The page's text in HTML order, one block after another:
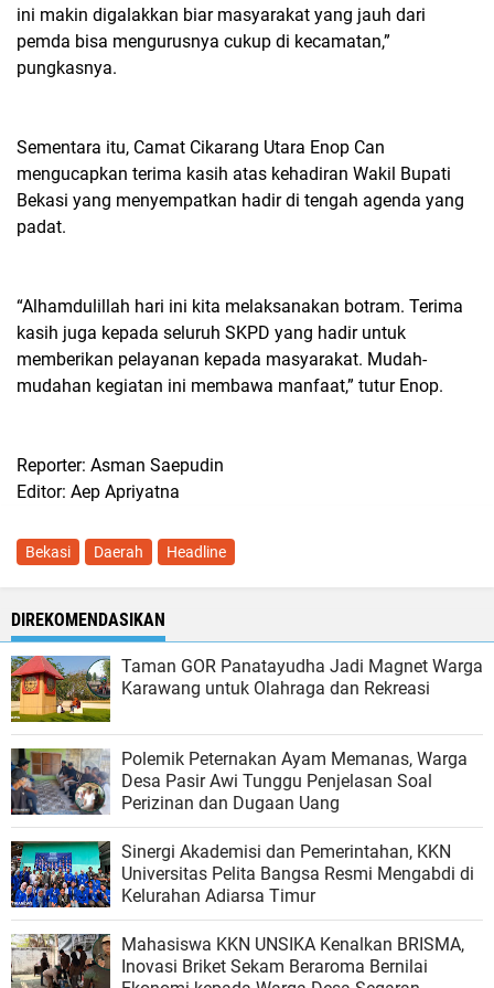
ini makin digalakkan biar masyarakat yang jauh dari
pemda bisa mengurusnya cukup di kecamatan,”
pungkasnya.
Sementara itu, Camat Cikarang Utara Enop Can
mengucapkan terima kasih atas kehadiran Wakil Bupati
Bekasi yang menyempatkan hadir di tengah agenda yang
padat.
“Alhamdulillah hari ini kita melaksanakan botram. Terima
kasih juga kepada seluruh SKPD yang hadir untuk
memberikan pelayanan kepada masyarakat. Mudah-
mudahan kegiatan ini membawa manfaat,” tutur Enop.
Reporter: Asman Saepudin
Editor: Aep Apriyatna
Bekasi Daerah Headline
DIREKOMENDASIKAN
Taman GOR Panatayudha Jadi Magnet Warga
Karawang untuk Olahraga dan Rekreasi
Polemik Peternakan Ayam Memanas, Warga
Desa Pasir Awi Tunggu Penjelasan Soal
Perizinan dan Dugaan Uang
Sinergi Akademisi dan Pemerintahan, KKN
Universitas Pelita Bangsa Resmi Mengabdi di
Kelurahan Adiarsa Timur
Mahasiswa KKN UNSIKA Kenalkan BRISMA,
Inovasi Briket Sekam Beraroma Bernilai